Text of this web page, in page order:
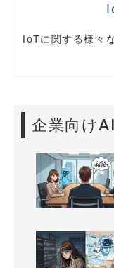
IoTに関する様々
企業向け